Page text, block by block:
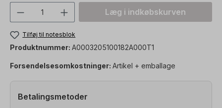
Produktmængde: Indtast den
Læg i indkøbskurven
Tilføj til notesblok
Produktnummer: A0003205100182A000T1
Forsendelsesomkostninger: Artikel + emballage
Betalingsmetoder